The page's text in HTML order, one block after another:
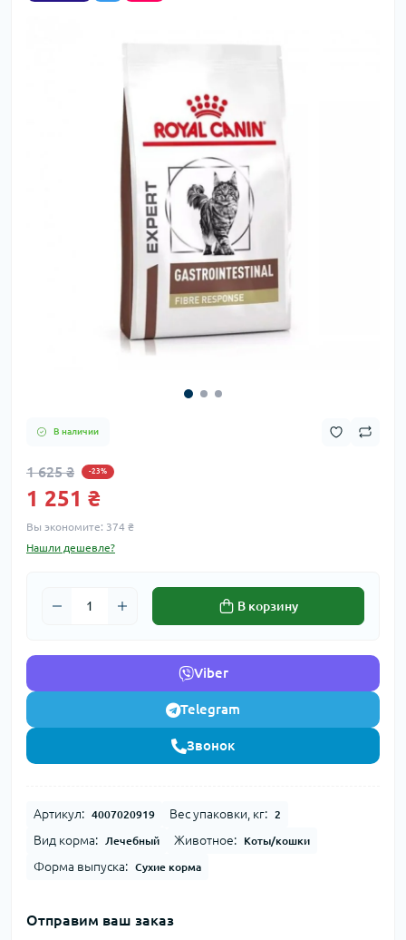
В наличии
1 625 ₴ -23%
1 251 ₴
Вы экономите: 374 ₴
Нашли дешевле?
В корзину
Viber
Telegram
Звонок
Артикул: 4007020919 Вес упаковки, кг: 2
Вид корма: Лечебный Животное: Коты/кошки
Форма выпуска: Сухие корма
Отправим ваш заказ